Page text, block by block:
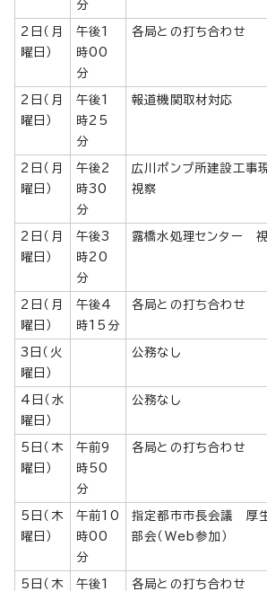
分
2日（月
曜日）
午後1
時00
分
各局との打ち合わせ
2日（月
曜日）
午後1
時25
分
報道機関取材対応
2日（月
曜日）
午後2
時30
分
広川ポンプ所建設工事
視察
2日（月
曜日）
午後3
時20
分
露橋水処理センター
2日（月
曜日）
午後4
時15分
各局との打ち合わせ
3日（火
曜日）
公務なし
4日（水
曜日）
公務なし
5日（木
曜日）
午前9
時50
分
各局との打ち合わせ
5日（木
曜日）
午前10
時00
分
指定都市市長会議 厚
部会（Web参加）
5日（木
午後1
各局との打ち合わせ